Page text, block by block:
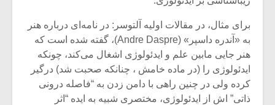
برای مثال، در مقالات اولیه آلتوسر: در نامه‌ای درباره هنر
به «آندره داسپر» (Andre Daspre)، گفته شده است که
هنر جایی مابین علم و ایدئولوژی اشغال می‌کند، چونکه
ایدئولوژی را (در ماده خامش ، ‌چنانکه صحبت شد) درگیر
کرده ولی در چنین راهی با دامن زدن به “فاصله درونی
ذاتی” اش از ایدئولوژی، مختصری شبیه به ایده “اثر